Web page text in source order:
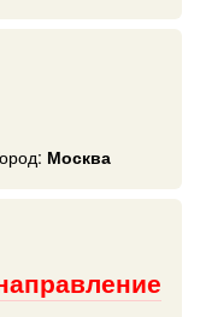
Москва